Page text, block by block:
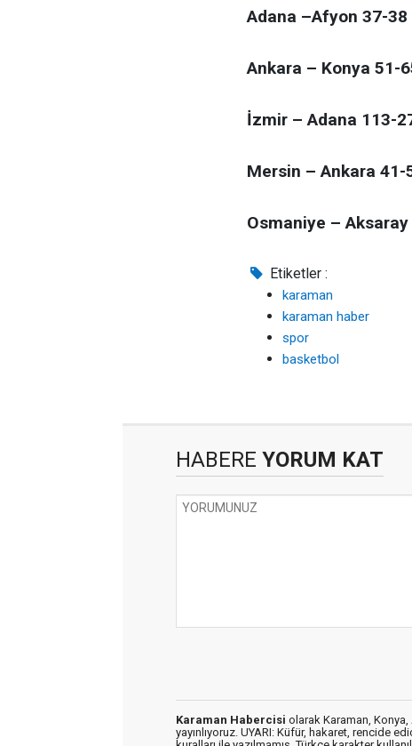
Adana –Afyon 37-38
Ankara – Konya 51-
İzmir – Adana 113-
Mersin – Ankara 41-
Osmaniye –
Etiketler :
karaman
karaman haber
spor
basketbol
HABERE YORUM KAT
Karaman Habercisi olarak Karaman,
yayınlıyoruz. UYARI: Küfür, hakaret, rencide